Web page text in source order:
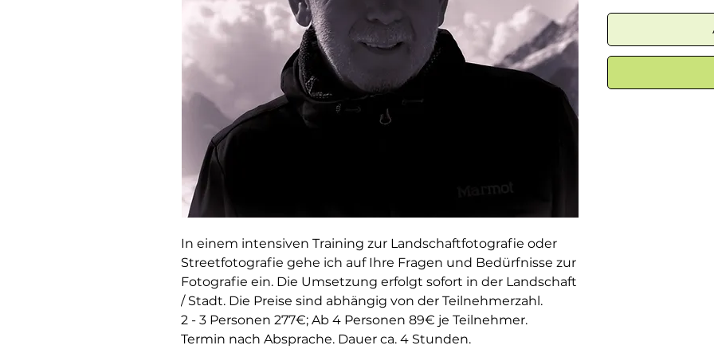
In einem intensiven Training zur Landschaftfotografie oder
Streetfotografie gehe ich auf Ihre Fragen und Bedürfnisse zur
Fotografie ein. Die Umsetzung erfolgt sofort in der Landschaft
/ Stadt. Die Preise sind abhängig von der Teilnehmerzahl.
2 - 3 Personen 277€; Ab 4 Personen 89€ je Teilnehmer.
Termin nach Absprache. Dauer ca. 4 Stunden.